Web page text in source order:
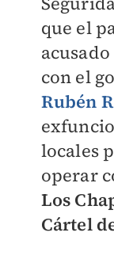
que el
con el
Rubén
locales
operar
Los
Cártel